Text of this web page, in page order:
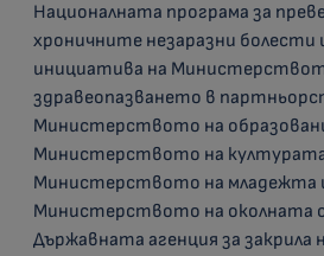
Националната програма за
хроничните незаразни болести
инициатива на
здравеопазването в
Министерството на
Министерството на
Министерството на младежта
Министерството на околната
Държавната агенция за